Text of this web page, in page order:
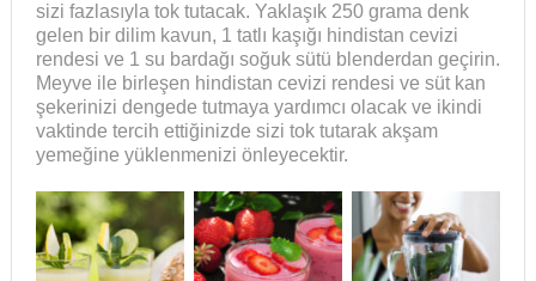
sizi fazlasıyla tok tutacak. Yaklaşık 250 grama denk
gelen bir dilim kavun, 1 tatlı kaşığı hindistan cevizi
rendesi ve 1 su bardağı soğuk sütü blenderdan geçirin.
Meyve ile birleşen hindistan cevizi rendesi ve süt kan
şekerinizi dengede tutmaya yardımcı olacak ve ikindi
vaktinde tercih ettiğinizde sizi tok tutarak akşam
yemeğine yüklenmenizi önleyecektir.